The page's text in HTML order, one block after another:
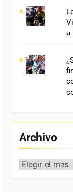
a
Archivo
Archivo